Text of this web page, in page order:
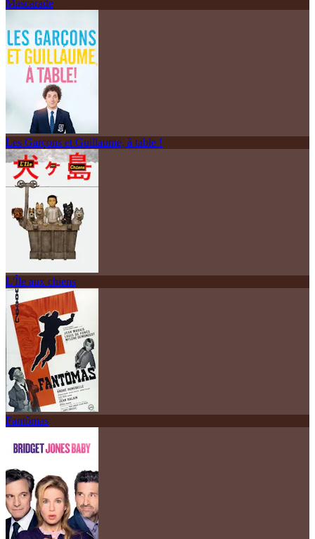
Mascarade
Les Garçons et Guillaume, à table !
L'Île aux chiens
Fantômas